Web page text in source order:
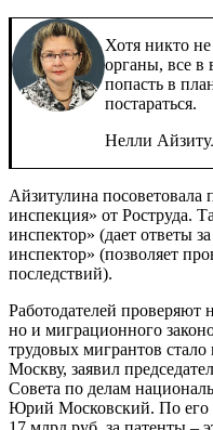
Хотя никто
органы, все
попасть в
постараться.
Нелли
Айзитулина посоветовала
инспекция» от Роструда.
инспектор» (дает ответы
инспектор» (позволяет
последствий).
Работодателей проверяют
но и миграционного
трудовых мигрантов
Москву, заявил
Совета по делам
Юрий Московский. По его